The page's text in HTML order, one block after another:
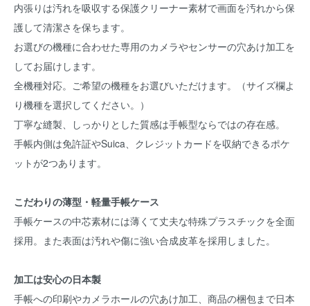
内張りは汚れを吸収する保護クリーナー素材で画面を汚れから保
護して清潔さを保ちます。
お選びの機種に合わせた専用のカメラやセンサーの穴あけ加工を
してお届けします。
全機種対応。ご希望の機種をお選びいただけます。（サイズ欄よ
り機種を選択してください。）
丁寧な縫製、しっかりとした質感は手帳型ならではの存在感。
手帳内側は免許証やSuica、クレジットカードを収納できるポケ
ットが2つあります。
こだわりの薄型・軽量手帳ケース
手帳ケースの中芯素材には薄くて丈夫な特殊プラスチックを全面
採用。また表面は汚れや傷に強い合成皮革を採用しました。
加工は安心の日本製
手帳への印刷やカメラホールの穴あけ加工、商品の梱包まで日本